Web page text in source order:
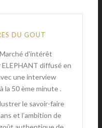
DU GOUT
d'intérêt
diffusé en
une interview
la 50 ème minute .
le savoir-faire
et l’ambition de